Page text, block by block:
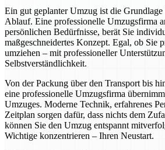
Ein gut geplanter Umzug ist die Grundlage
Ablauf. Eine professionelle Umzugsfirma
persönlichen Bedürfnisse, berät Sie
maßgeschneidertes Konzept. Egal, ob Sie
umziehen – mit professioneller
Selbstverständlichkeit.
Von der Packung über den Transport bis
eine professionelle Umzugsfirma
Umzuges. Moderne Technik, erfahrenes
Zeitplan sorgen dafür, dass nichts dem
können Sie den Umzug entspannt
Wichtige konzentrieren – Ihren Neustart.